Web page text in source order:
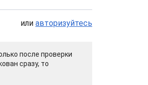
или авторизуйтесь
после проверки
сразу, то